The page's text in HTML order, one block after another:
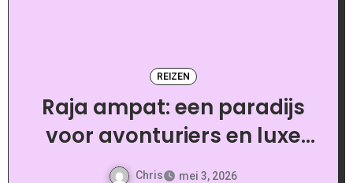
REIZEN
Raja ampat: een paradijs
voor avonturiers en luxe
liefhebbers
Chris mei 3, 2026